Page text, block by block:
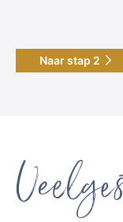
Naar stap 2